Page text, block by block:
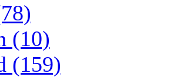
(10)
(159)